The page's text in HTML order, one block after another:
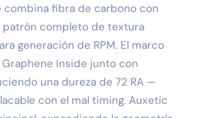
combina fibra de carbono con
completo de textura
generación de RPM. El marco
Inside junto con
una dureza de 72 RA —
con el mal timing. Auxetic